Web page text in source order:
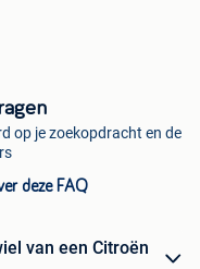
op je zoekopdracht en de
deze FAQ
van een Citroën